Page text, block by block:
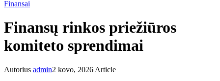
Finansai
Finansų rinkos priežiūros
komiteto sprendimai
Autorius admin2 kovo, 2026 Article